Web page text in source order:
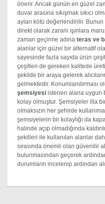
önerir. Ancak günün en güzel
duvar arasına sıkışmak sıkıcı
ayları kötü değerlendirilir.
direkt olarak zararlı ışınlara
zaman geçirme adına teras ve
alanlar için güzel bir alternatif
sayesinde fazla sayıda ürün
çeşitleri de gereken kalitede
şekilde bir araya gelerek
gelmektedir. Konumlandırması
şemsiyesi istenen alana uygun
kolay olmuştur. Şemsiyeler illa
olmaksızın her şehirde
şemsiyelerin bir kolaylığı da
halinde açıp olmadığında
şekilleri ile kullanılan alanlar
sırasında önemli olan güvenilir
bulunmasından geçerek
durumların incelenip ardından